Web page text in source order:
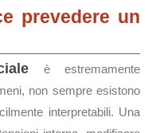
prevedere un
è estremamente
non sempre esistono
interpretabili. Una